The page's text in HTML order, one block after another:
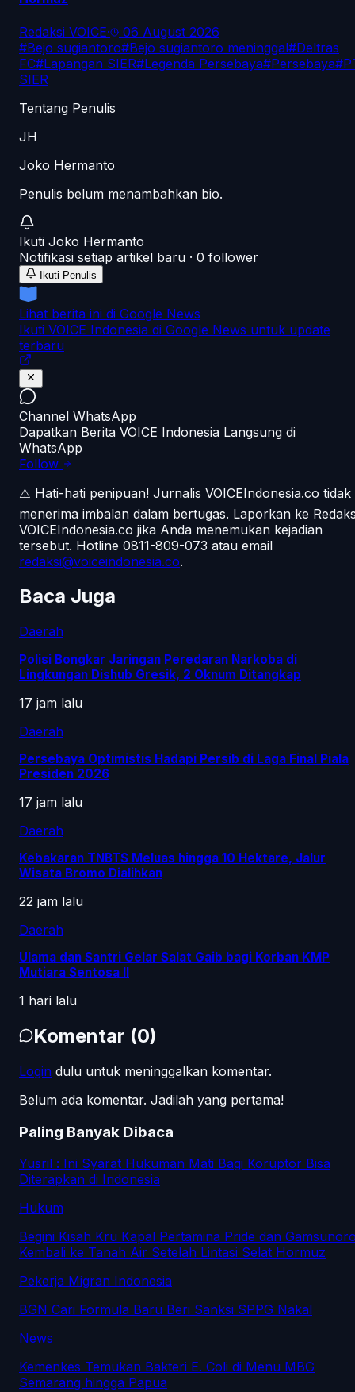
Redaksi VOICE·
06 August 2026
#Bejo sugiantoro#Bejo sugiantoro meninggal#Deltras
FC#Lapangan SIER#Legenda Persebaya#Persebaya#
SIER
Tentang Penulis
JH
Joko Hermanto
Penulis belum menambahkan bio.
Ikuti Joko Hermanto
Notifikasi setiap artikel baru · 0 follower
Ikuti Penulis
Lihat berita ini di Google News
Ikuti VOICE Indonesia di Google News untuk update
terbaru
Channel WhatsApp
Dapatkan Berita VOICE Indonesia Langsung di
WhatsApp
Follow
⚠️ Hati-hati penipuan! Jurnalis VOICEIndonesia.co tidak
menerima imbalan dalam bertugas. Laporkan ke
VOICEIndonesia.co jika Anda menemukan kejadian
tersebut. Hotline 0811-809-073 atau email
redaksi@voiceindonesia.co.
Baca Juga
Daerah
Polisi Bongkar Jaringan Peredaran Narkoba di
Lingkungan Dishub Gresik, 2 Oknum Ditangkap
17 jam lalu
Daerah
Persebaya Optimistis Hadapi Persib di Laga Final Piala
Presiden 2026
17 jam lalu
Daerah
Kebakaran TNBTS Meluas hingga 10 Hektare, Jalur
Wisata Bromo Dialihkan
22 jam lalu
Daerah
Ulama dan Santri Gelar Salat Gaib bagi Korban KMP
Mutiara Sentosa II
1 hari lalu
Komentar (0)
Login dulu untuk meninggalkan komentar.
Belum ada komentar. Jadilah yang pertama!
Paling Banyak Dibaca
Yusril : Ini Syarat Hukuman Mati Bagi Koruptor Bisa
Diterapkan di Indonesia
Hukum
Begini Kisah Kru Kapal Pertamina Pride dan
Kembali ke Tanah Air Setelah Lintasi Selat Hormuz
Pekerja Migran Indonesia
BGN Cari Formula Baru Beri Sanksi SPPG Nakal
News
Kemenkes Temukan Bakteri E. Coli di Menu MBG
Semarang hingga Papua